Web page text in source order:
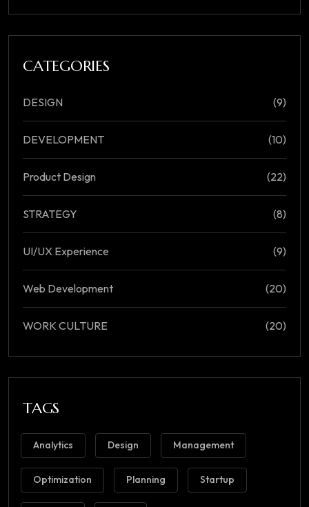
CATEGORIES
DESIGN (9)
DEVELOPMENT (10)
Product Design (22)
STRATEGY (8)
UI/UX Experience (9)
Web Development (20)
WORK CULTURE (20)
TAGS
Analytics Design Management
Optimization Planning Startup